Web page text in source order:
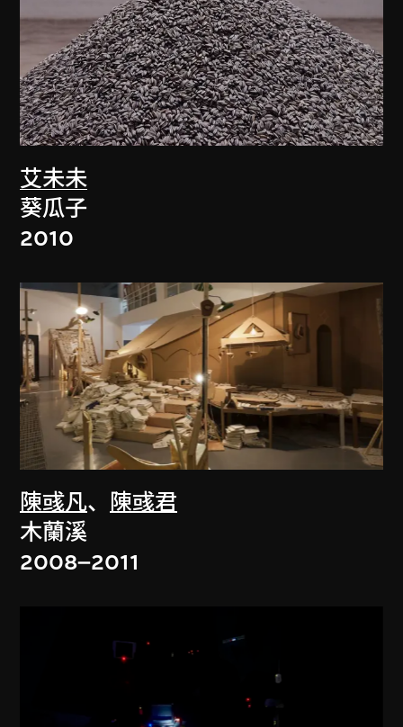
艾未未
葵瓜子
2010
陳彧凡、
陳彧君
木蘭溪
2008–2011